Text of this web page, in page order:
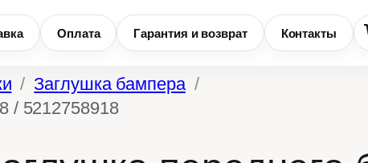
Оплата Гарантия и возврат Контакты
Заглушка бампера
/ 5212758918